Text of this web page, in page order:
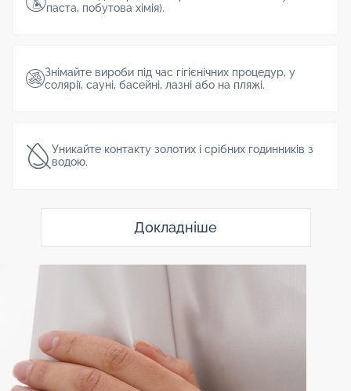
паста, побутова хімія).
Знімайте вироби під час гігієнічних процедур, у
солярії, сауні, басейні, лазні або на пляжі.
Уникайте контакту золотих і срібних годинників з
водою.
Докладніше